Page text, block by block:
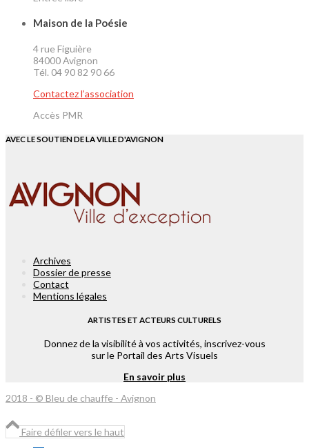
Maison de la Poésie
4 rue Figuière
84000 Avignon
Tél. 04 90 82 90 66
Contactez l’association
Accès PMR
AVEC LE SOUTIEN DE LA VILLE D'AVIGNON
Archives
Dossier de presse
Contact
Mentions légales
ARTISTES ET ACTEURS CULTURELS
Donnez de la visibilité à vos activités, inscrivez-vous
sur le Portail des Arts Visuels
En savoir plus
2018 - © Bleu de chauffe - Avignon
Faire défiler vers le haut